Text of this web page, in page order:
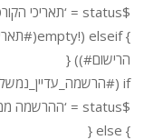
$status = ‘תאריכי הקורס לא מלאים’;
הרישום#)) {
if (#הרשמה_עדיין_נמשלה?# == ‘כן’) {
$status = ‘ההרשמה ממשיכה’;
} else {